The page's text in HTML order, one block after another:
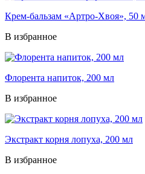
Крем-бальзам «Артро-Хвоя», 50
В избранное
Флорента напиток, 200 мл
В избранное
Экстракт корня лопуха, 200 мл
В избранное